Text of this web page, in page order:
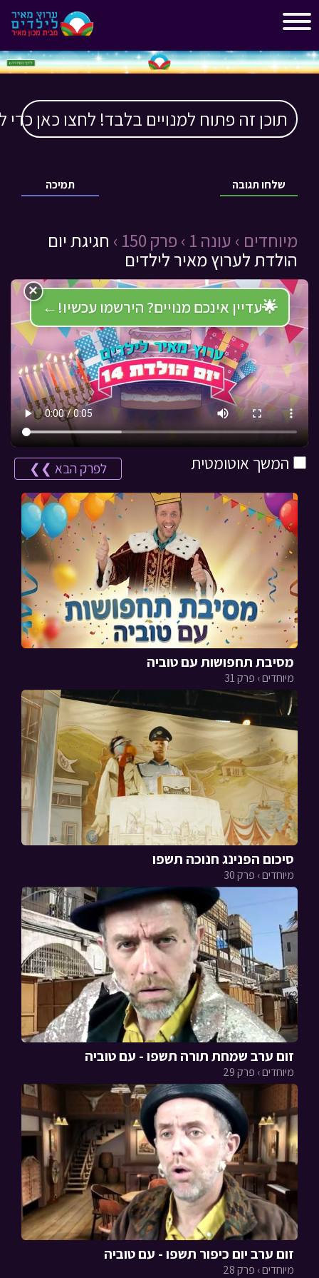
תוכן זה פתוח למנויים בלבד! לחצו כאן כדי
תמיכה שלחו תגובה
מיוחדים › עונה 1 › פרק 150 ›
חגיגת יום
הולדת לערוץ מאיר לילדים
🌟עדיין אינכם מנויים? הירשמו עכשיו! ←
×
המשך אוטומטית לפרק הבא ❯❯
מסיבת תחפושות עם טוביה
מיוחדים › פרק 31
סיכום הפנינג חנוכה תשפו
מיוחדים › פרק 30
זום ערב שמחת תורה תשפו - עם טוביה
מיוחדים › פרק 29
זום ערב יום כיפור תשפו - עם טוביה
מיוחדים › פרק 28